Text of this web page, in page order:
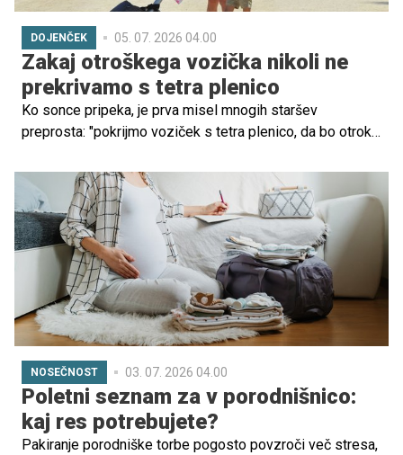
DOJENČEK 05. 07. 2026 04.00
Zakaj otroškega vozička nikoli ne
prekrivamo s tetra plenico
Ko sonce pripeka, je prva misel mnogih staršev
preprosta: "pokrijmo voziček s tetra plenico, da bo otrok
najpogostejših napak, ki lahko poveča tveganje za
pregrevanje otroka.
NOSEČNOST 03. 07. 2026 04.00
Poletni seznam za v porodnišnico:
kaj res potrebujete?
Pakiranje porodniške torbe pogosto povzroči več stresa,